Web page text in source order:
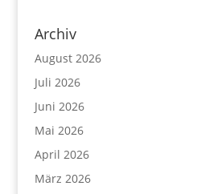
Archiv
August 2026
Juli 2026
Juni 2026
Mai 2026
April 2026
März 2026